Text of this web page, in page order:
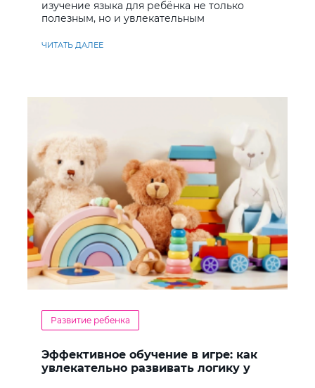
изучение языка для ребёнка не только
полезным, но и увлекательным
ЧИТАТЬ ДАЛЕЕ
Развитие ребенка
Эффективное обучение в игре: как
увлекательно развивать логику у